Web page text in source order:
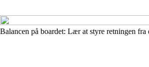
Balancen på boardet: Lær at styre retningen fra